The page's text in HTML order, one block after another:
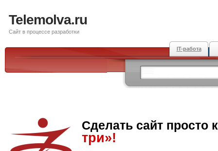
Telemolva.ru
Сайт в процессе разработки
IT-работа
Сделать сайт просто
три»!